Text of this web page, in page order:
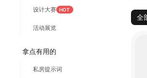
设计大赛 HOT
活动展览
拿点有用的
私房提示词
全